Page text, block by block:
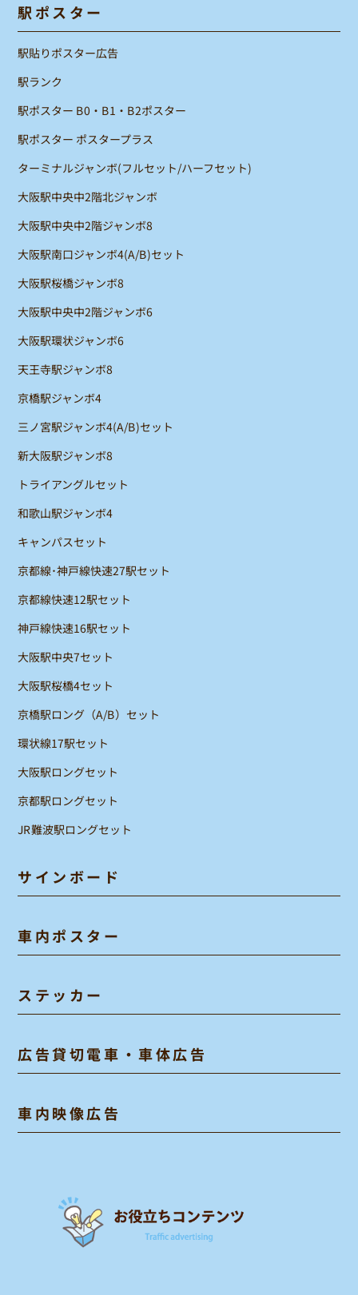
駅ポスター
駅貼りポスター広告
駅ランク
駅ポスター B0・B1・B2ポスター
駅ポスター ポスタープラス
ターミナルジャンボ(フルセット/ハーフセット)
大阪駅中央中2階北ジャンボ
大阪駅中央中2階ジャンボ8
大阪駅南口ジャンボ4(A/B)セット
大阪駅桜橋ジャンボ8
大阪駅中央中2階ジャンボ6
大阪駅環状ジャンボ6
天王寺駅ジャンボ8
京橋駅ジャンボ4
三ノ宮駅ジャンボ4(A/B)セット
新大阪駅ジャンボ8
トライアングルセット
和歌山駅ジャンボ4
キャンパスセット
京都線･神戸線快速27駅セット
京都線快速12駅セット
神戸線快速16駅セット
大阪駅中央7セット
大阪駅桜橋4セット
京橋駅ロング（A/B）セット
環状線17駅セット
大阪駅ロングセット
京都駅ロングセット
JR難波駅ロングセット
サインボード
車内ポスター
ステッカー
広告貸切電車・車体広告
車内映像広告